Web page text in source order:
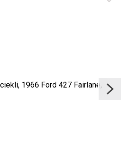
Zapisz